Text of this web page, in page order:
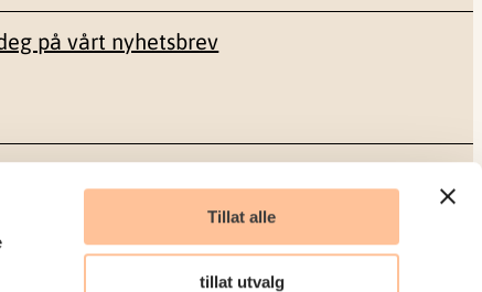
Tillat alle
tillat utvalg
på vårt nyhetsbrev
Sosiale medier
Facebook